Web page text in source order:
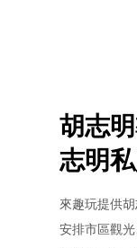
胡志
志明
來趣玩提供
安排市區觀